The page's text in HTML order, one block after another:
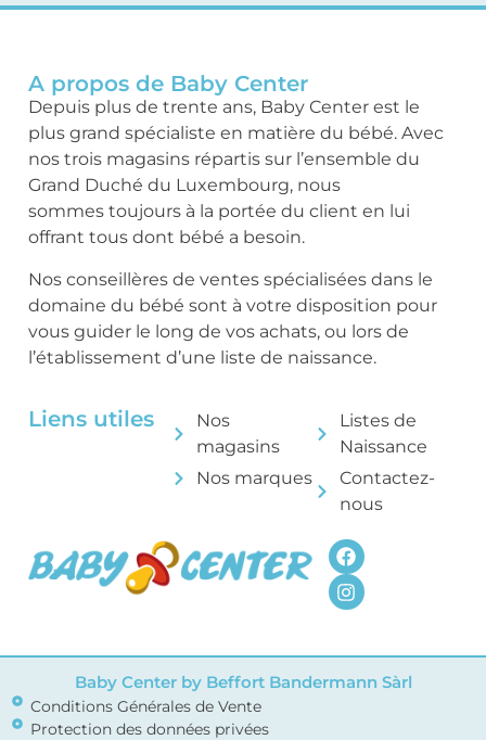
A propos de Baby Center
Depuis plus de trente ans, Baby Center est le
plus grand spécialiste en matière du bébé. Avec
nos trois magasins répartis sur l’ensemble du
Grand Duché du Luxembourg, nous
sommes toujours à la portée du client en lui
offrant tous dont bébé a besoin.
Nos conseillères de ventes spécialisées dans le
domaine du bébé sont à votre disposition pour
vous guider le long de vos achats, ou lors de
l’établissement d’une liste de naissance.
Liens utiles
Nos
magasins
Nos marques
Listes de
Naissance
Contactez-
nous
Baby Center by Beffort Bandermann Sàrl
Conditions Générales de Vente
Protection des données privées